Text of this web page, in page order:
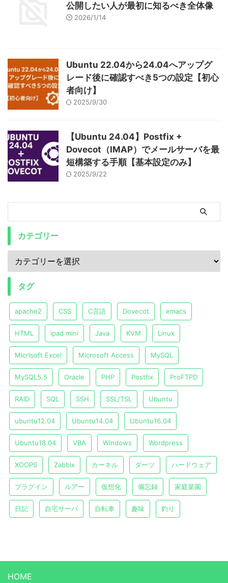
公開したい人が最初に知るべき全体像
2026/1/14
Ubuntu 22.04から24.04へアップグ
レード後に確認すべき5つの設定【初心
者向け】
2025/9/30
【Ubuntu 24.04】Postfix +
Dovecot（IMAP）でメールサーバを最
短構築する手順【基本設定のみ】
2025/9/22
カテゴリー
タグ
apache2 CSS C言語 Dovecot emacs
HTML ipad mini Java KVM Linux
Micrlsoft Excel Microsoft Access MySQL
MySQL5.5 Oracle PHP Postfix ProFTPD
RAID SQL SSH SSL/TSL Ubuntu
ubuntu12.04 Ubuntu14.04 Ubuntu16.04
Ubuntu18.04 VBA Windows Wordpress
XOOPS Zabbix カーネル ダーツ ハードウェア
プラグイン ルアー 仮想化 備忘録 家庭菜園
日記 自宅サーバ 自転車 趣味 釣り
HOME